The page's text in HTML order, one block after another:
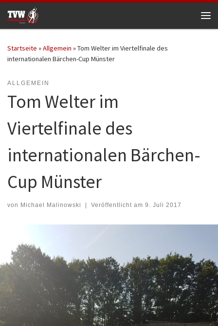
Zum Inhalt springen
Startseite »Allgemein »Tom Welter im Viertelfinale des
internationalen Bärchen-Cup Münster
ALLGEMEIN
Tom Welter im
Viertelfinale des
internationalen Bärchen-
Cup Münster
von Michael Malinowski | Veröffentlicht am 9. Juli 2017